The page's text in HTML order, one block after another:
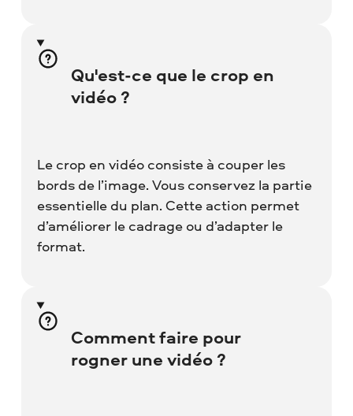
Qu'est-ce que le crop en
vidéo ?
Le crop en vidéo consiste à couper les
bords de l’image. Vous conservez la partie
essentielle du plan. Cette action permet
d’améliorer le cadrage ou d’adapter le
format.
Comment faire pour
rogner une vidéo ?